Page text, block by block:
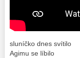
sluníčko dnes svítilo
Agimu se líbilo